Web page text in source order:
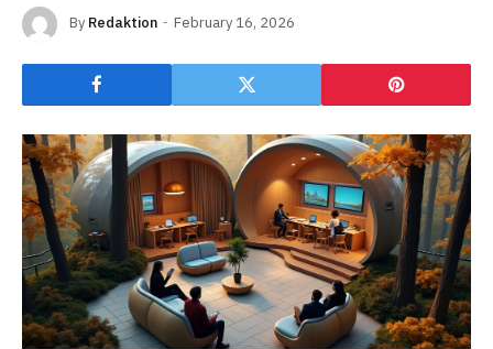
By Redaktion February 16, 2026